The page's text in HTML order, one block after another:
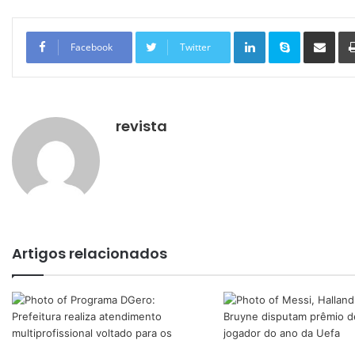
Facebook Twitter
Linkedin Skype
revista
Artigos relacionados